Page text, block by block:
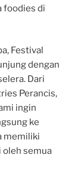
foodies di
Festival
dengan
Dari
Perancis,
ingin
ke
memiliki
semua